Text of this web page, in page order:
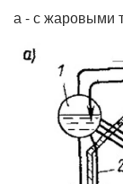
а - с жаровыми